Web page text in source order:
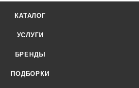
КАТАЛОГ
УСЛУГИ
БРЕНДЫ
ПОДБОРКИ